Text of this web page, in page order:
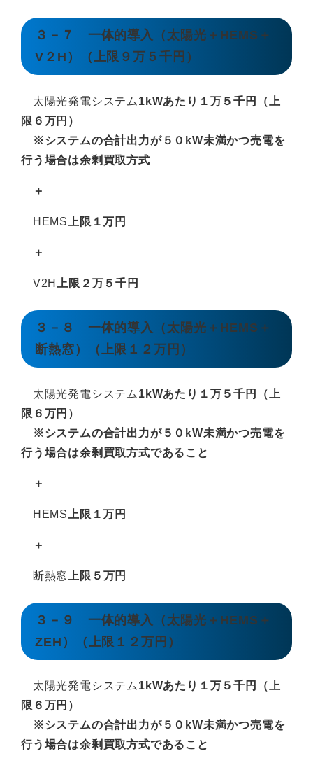
３－７ 一体的導入（太陽光＋HEMS＋
V２H）（上限９万５千円）
太陽光発電システム 1kWあたり１万５千円（上
限６万円）
※システムの合計出力が５０kW未満かつ売電を
行う場合は余剰買取方式
＋
HEMS 上限１万円
＋
V2H 上限２万５千円
３－８ 一体的導入（太陽光＋HEMS＋
断熱窓）（上限１２万円）
太陽光発電システム 1kWあたり１万５千円（上
限６万円）
※システムの合計出力が５０kW未満かつ売電を
行う場合は余剰買取方式であること
＋
HEMS 上限１万円
＋
断熱窓 上限５万円
３－９ 一体的導入（太陽光＋HEMS＋
ZEH）（上限１２万円）
太陽光発電システム1kWあたり１万５千円（上
限６万円）
※システムの合計出力が５０kW未満かつ売電を
行う場合は余剰買取方式であること